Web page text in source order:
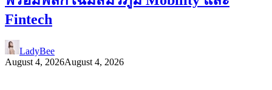
Fintech
LadyBee
August 4, 2026August 4, 2026